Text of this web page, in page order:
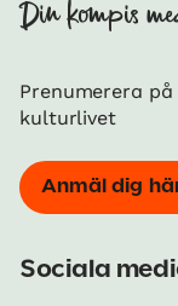
Din kompis
Prenumerera
kulturlivet
Anmäl dig
Sociala